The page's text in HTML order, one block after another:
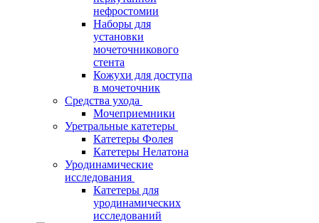
нефростомии
Наборы для
установки
мочеточникового
стента
Кожухи для доступа
в мочеточник
Средства ухода
Мочеприемники
Уретральные катетеры
Катетеры Фолея
Катетеры Нелатона
Уродинамические
исследования
Катетеры для
уродинамических
исследований